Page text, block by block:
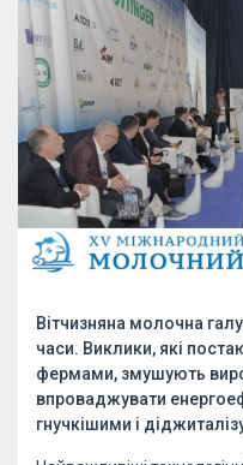
Вітчизняна молочна
часи. Виклики, які
фермами, змушують
впроваджувати
гнучкішими і